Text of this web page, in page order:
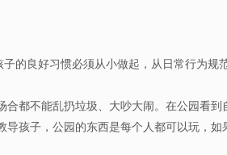
良好习惯必须从小做起，从日常行为规
不能乱扔垃圾、大吵大闹。在公园看到
导孩子，公园的东西是每个人都可以玩，